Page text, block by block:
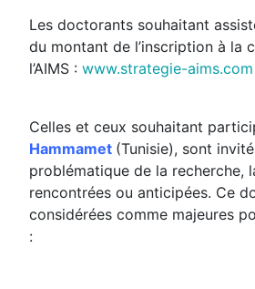
Les doctorants souhaitant
du montant de l’inscription à la
l’AIMS : www.strategie-aims.com
Celles et ceux souhaitant
Hammamet (Tunisie), sont
problématique de la recherche,
rencontrées ou anticipées. Ce
considérées comme majeures
: